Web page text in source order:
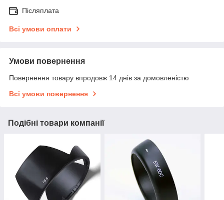
Післяплата
Всі умови оплати
Умови повернення
Повернення товару впродовж 14 днів за домовленістю
Всі умови повернення
Подібні товари компанії